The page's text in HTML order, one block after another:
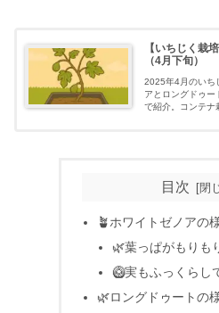
【いちじく栽
（4月下旬）
2025年4月のいち
アとロングドゥー
で紹介。コンテナ
目次
🪴ホワイトゼノアの
🌿葉っぱがもりも
🥝実もふっくらし
🌿ロングドゥートの